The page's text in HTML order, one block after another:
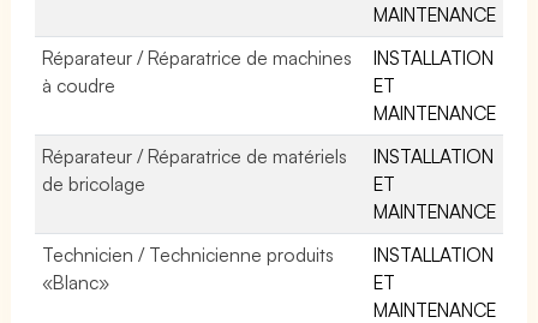
MAINTENANCE
Réparateur / Réparatrice de machines
à coudre
INSTALLATION
ET
MAINTENANCE
Réparateur / Réparatrice de matériels
de bricolage
INSTALLATION
ET
MAINTENANCE
Technicien / Technicienne produits
«Blanc»
INSTALLATION
ET
MAINTENANCE